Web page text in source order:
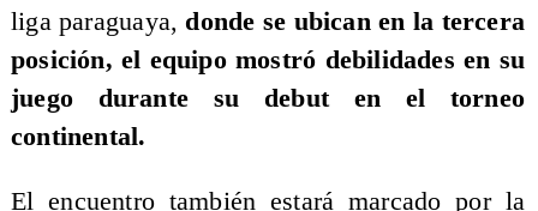
liga paraguaya, donde se ubican en la tercera
posición, el equipo mostró debilidades en su
juego durante su debut en el torneo
continental.
El encuentro también estará marcado por la